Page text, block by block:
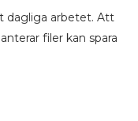
dagliga arbetet. Att
filer kan spara